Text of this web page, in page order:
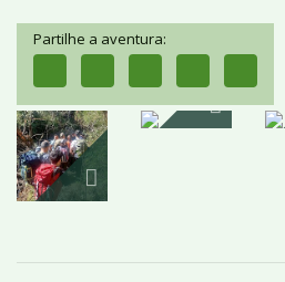
Partilhe a aventura: